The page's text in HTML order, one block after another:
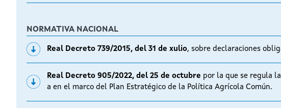
NORMATIVA NACIONAL
Real Decreto 739/2015, del 31 de xulio, sobre declaraciones
Real Decreto 905/2022, del 25 de octubre por la que se regula
a en el marco del Plan Estratégico de la Política Agrícola Común.